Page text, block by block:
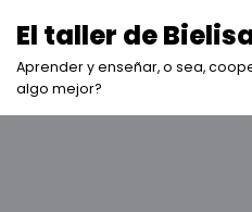
Saltar
al
contenido
El taller de
Aprender y enseñar, o sea,
algo mejor?